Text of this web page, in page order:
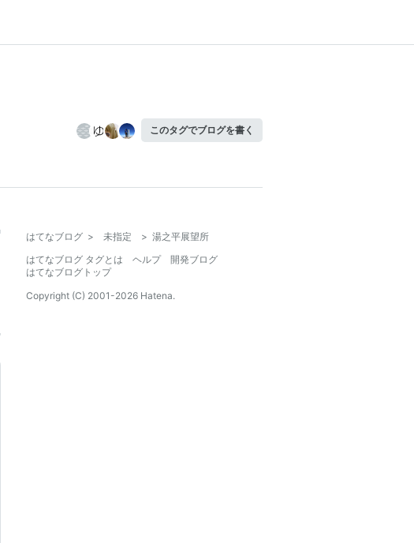
このタグでブログを書く
はてなブログ > 未指定 > 湯之平展望所
はてなブログ タグとは
ヘルプ
開発ブログ
はてなブログトップ
Copyright (C) 2001-2026 Hatena.